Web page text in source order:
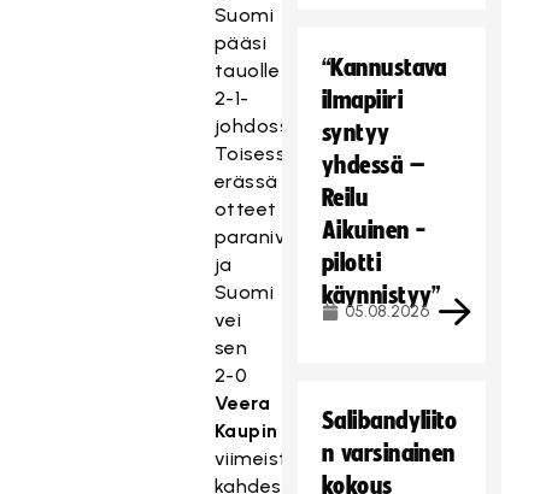
Suomi
pääsi
tauolle
2-1-
johdossa.
Toisessa
erässä
otteet
paranivat,
ja
Suomi
vei
sen
2-0
Veera
Kaupin
viimeisteltyä
kahdesti
“Kannustava
ilmapiiri
syntyy
yhdessä –
Reilu
Aikuinen -
pilotti
käynnistyy”
05.08.2026
Salibandyliito
n varsinainen
kokous